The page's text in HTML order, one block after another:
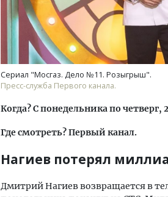
Сериал "Мосгаз. Дело №11. Розыгрыш".
Пресс-служба Первого канала.
Когда? С понедельника по четверг,
Где смотреть? Первый канал.
Нагиев потерял
Дмитрий Нагиев возвращается в